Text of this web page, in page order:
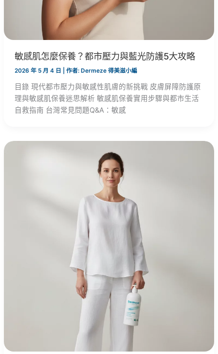
敏感肌怎麼保養？都市壓力與藍光防護5大攻略
2026 年 5 月 4 日 | 作者: Dermeze 得美滋小編
目錄 現代都市壓力與敏感性肌膚的新挑戰 皮膚屏障防護原
理與敏感肌保養迷思解析 敏感肌保養實用步驟與都市生活
自救指南 台灣常見問題Q&A：敏感